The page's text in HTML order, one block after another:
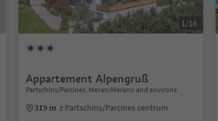
1/16
Appartement Alpengruß
Partschins/Parcines, Meran/Merano and environs
319 m z Partschins/Parcines centrum